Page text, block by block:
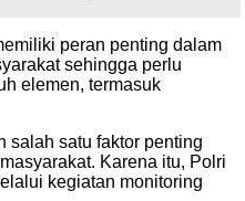
peran penting dalam
sehingga perlu
elemen, termasuk
salah satu faktor penting
Karena itu, Polri
kegiatan monitoring